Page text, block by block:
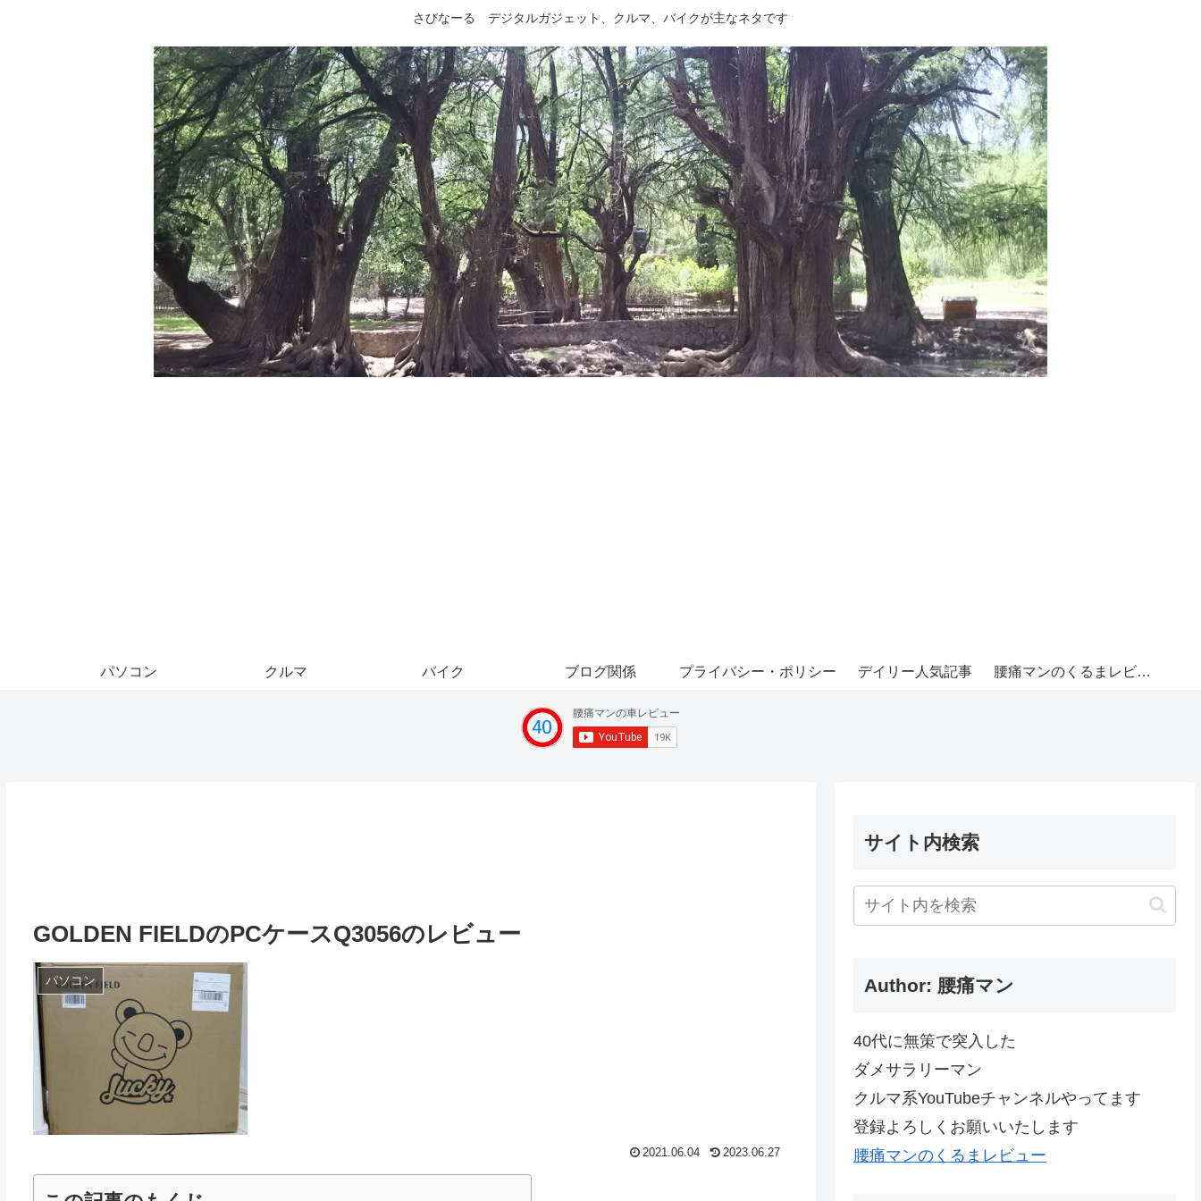
さびなーる デジタルガジェット、クルマ、バイクが主なネタです
パソコン クルマ バイク ブログ関係 プライバシー・ポリシー デイリー人気記事 腰痛マンのくるまレビュー
GOLDEN FIELDのPCケースQ3056のレビュー
パソコン
2021.06.04 2023.06.27
サイト内検索
Author: 腰痛マン
40代に無策で突入した
ダメサラリーマン
クルマ系YouTubeチャンネルやってます
登録よろしくお願いいたします
腰痛マンのくるまレビュー